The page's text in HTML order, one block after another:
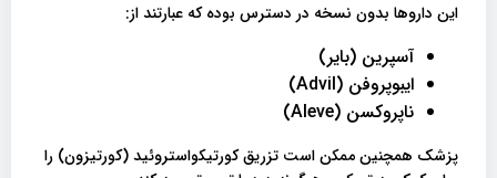
این داروها بدون نسخه در دسترس بوده که عبارتند از:
آسپرین (بایر)
ایبوپروفن (Advil)
ناپروکسن (Aleve)
پزشک همچنین ممکن است تزریق کورتیکواستروئید (کورتیزون) را